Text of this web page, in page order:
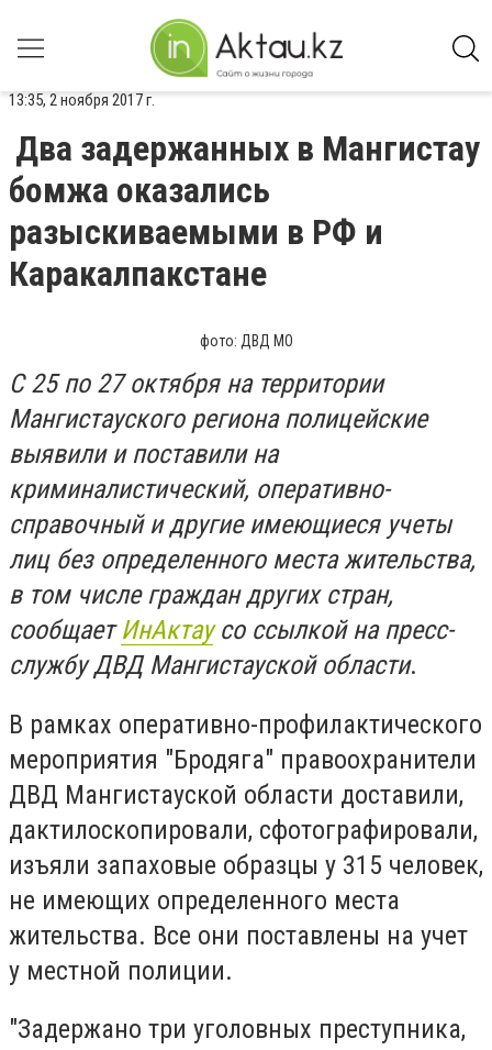
13:35, 2 ноября 2017 г.
Два задержанных в Мангистау
бомжа оказались
разыскиваемыми в РФ и
Каракалпакстане
фото: ДВД МО
С 25 по 27 октября на территории
Мангистауского региона полицейские
выявили и поставили на
криминалистический, оперативно-
справочный и другие имеющиеся учеты
лиц без определенного места жительства,
в том числе граждан других стран,
сообщаетИнАктаусо ссылкой на пресс-
службу ДВД Мангистауской области.
В рамках оперативно-профилактического
мероприятия "Бродяга" правоохранители
ДВД Мангистауской области доставили,
дактилоскопировали, сфотографировали,
изъяли запаховые образцы у 315 человек,
не имеющих определенного места
жительства. Все они поставлены на учет
у местной полиции.
"Задержано три уголовных преступника,